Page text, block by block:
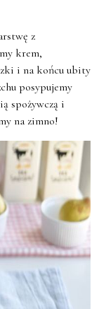
z
krem,
i na końcu ubity
posypujemy
spożywczą i
na zimno!